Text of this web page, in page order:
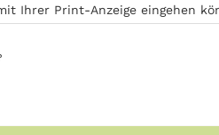
Ihrer Print-Anzeige eingehen
Glaubwürdigkeit und